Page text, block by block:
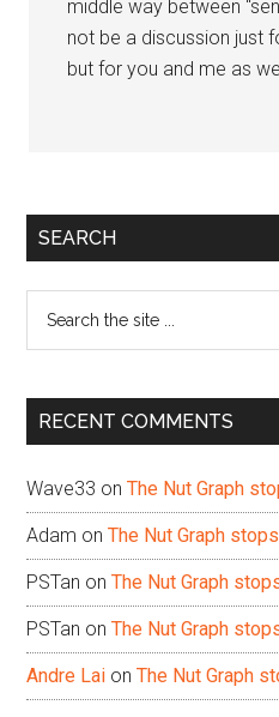
middle way between
not be a discussion just
but for you and me as
Primary
SEARCH
...
RECENT COMMENTS
Wave33 onThe Nut Graph
Adam onThe Nut Graph
PSTan onThe Nut Graph
PSTan onThe Nut Graph
Andre Lai onThe Nut Graph